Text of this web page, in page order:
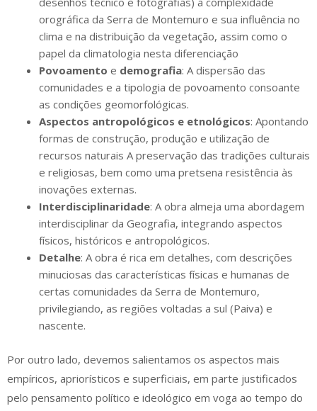
orográfica da Serra de Montemuro e sua influência no
clima e na distribuição da vegetação, assim como o
papel da climatologia nesta diferenciação
Povoamento e demografia: A dispersão das
comunidades e a tipologia de povoamento consoante
as condições geomorfológicas.
Aspectos antropológicos e etnológicos: Apontando
formas de construção, produção e utilização de
recursos naturais A preservação das tradições culturais
e religiosas, bem como uma pretsena resistência às
inovações externas.
Interdisciplinaridade: A obra almeja uma abordagem
interdisciplinar da Geografia, integrando aspectos
físicos, históricos e antropológicos.
Detalhe: A obra é rica em detalhes, com descrições
minuciosas das características físicas e humanas de
certas comunidades da Serra de Montemuro,
privilegiando, as regiões voltadas a sul (Paiva) e
nascente.
Por outro lado, devemos salientamos os aspectos mais
empíricos, apriorísticos e superficiais, em parte justificados
pelo pensamento político e ideológico em voga ao tempo do